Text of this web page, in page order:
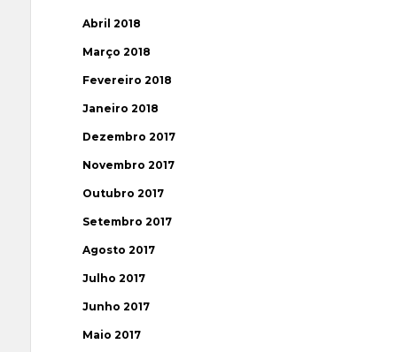
Abril 2018
Março 2018
Fevereiro 2018
Janeiro 2018
Dezembro 2017
Novembro 2017
Outubro 2017
Setembro 2017
Agosto 2017
Julho 2017
Junho 2017
Maio 2017